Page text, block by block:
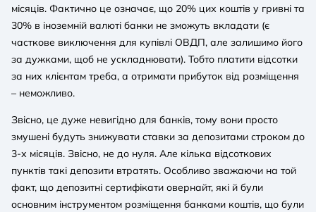
місяців. Фактично це означає, що 20% цих коштів у гривні та
30% в іноземній валюті банки не зможуть вкладати (є
часткове виключення для купівлі ОВДП, але залишимо його
за дужками, щоб не ускладнювати). Тобто платити відсотки
за них клієнтам треба, а отримати прибуток від розміщення
– неможливо.
Звісно, це дуже невигідно для банків, тому вони просто
змушені будуть знижувати ставки за депозитами строком до
3-х місяців. Звісно, не до нуля. Але кілька відсоткових
пунктів такі депозити втратять. Особливо зважаючи на той
факт, що депозитні сертифікати овернайт, які й були
основним інструментом розміщення банками коштів, що були